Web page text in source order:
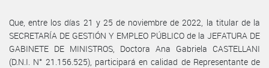
Que, entre los días 21 y 25 de noviembre de 2022, la titular de la
SECRETARÍA DE GESTIÓN Y EMPLEO PÚBLICO de la JEFATURA DE
GABINETE DE MINISTROS, Doctora Ana Gabriela CASTELLANI
(D.N.I. N° 21.156.525), participará en calidad de Representante de